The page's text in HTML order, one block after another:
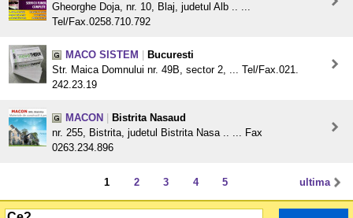
Gheorghe Doja, nr. 10, Blaj, judetul Alb .. ...
Tel/Fax.0258.710.792
MACO SISTEM
Bucuresti
Str. Maica Domnului nr. 49B, sector 2, ... Tel/Fax.021.
242.23.19
MACON
Bistrita Nasaud
nr. 255, Bistrita, judetul Bistrita Nasa .. ... Fax
0263.234.896
ultima
1 2 3 4 5